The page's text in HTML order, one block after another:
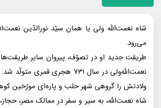
شاه نعمت‌الله ولى يا همان سيّد نورالدّين
مى‌رود.
طريقت جديد او در تصوّف، پيروان ساير
نعمت‌الله‌ولى در سال 731
ولادتش را گروهى شهر حلب و پاره‌اى مورّخين
شاه نعمت‌الله، به سير و سفر در ممالک مصر،